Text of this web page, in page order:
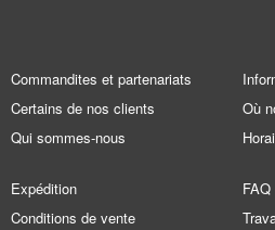
Commandites et partenariats
Certains de nos clients
Qui sommes-nous
Où
Expédition
Conditions de vente